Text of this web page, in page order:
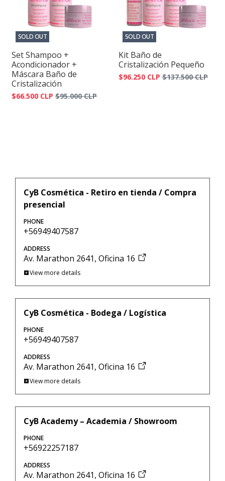
SOLD OUT
Set Shampoo +
Acondicionador +
Máscara Baño de
Cristalización
$66.500 CLP $95.000 CLP
SOLD OUT
Kit Baño de
Cristalización Pequeño
$96.250 CLP $137.500 CLP
CyB Cosmética - Retiro en tienda / Compra
presencial
PHONE
+56949407587
ADDRESS
Av. Marathon 2641, Oficina 16
View more details
CyB Cosmética - Bodega / Logística
PHONE
+56949407587
ADDRESS
Av. Marathon 2641, Oficina 16
View more details
CyB Academy – Academia / Showroom
PHONE
+56922257187
ADDRESS
Av. Marathon 2641, Oficina 16